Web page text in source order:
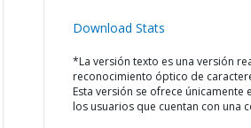
Download Stats
*La versión texto es una versión
reconocimiento óptico de
Esta versión se ofrece únicamente
los usuarios que cuentan con una